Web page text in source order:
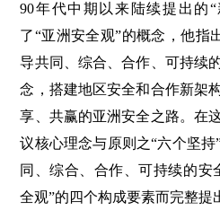
90年代中期以来陆续提出的
了“亚洲安全观”的概念，他指
导共同、综合、合作、可持续
念，搭建地区安全和合作新架
享、共赢的亚洲安全之路。在
议核心理念与原则之“六个坚
同、综合、合作、可持续的安
全观”的四个构成要素而完整提